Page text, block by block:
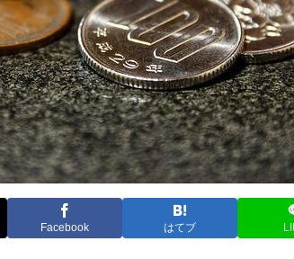
Facebook はてブ